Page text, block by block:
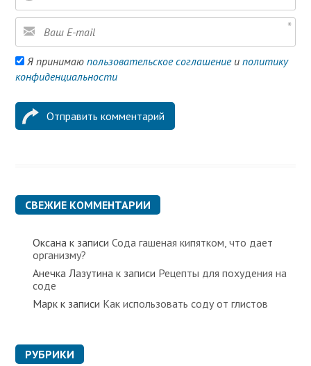
Я принимаюпользовательское соглашениеиполитику
конфиденциальности
СВЕЖИЕ КОММЕНТАРИИ
Оксана к записиСода гашеная кипятком, что дает
организму?
Анечка Лазутина к записи Рецепты для похудения на
соде
Марк к записи Как использовать соду от глистов
РУБРИКИ